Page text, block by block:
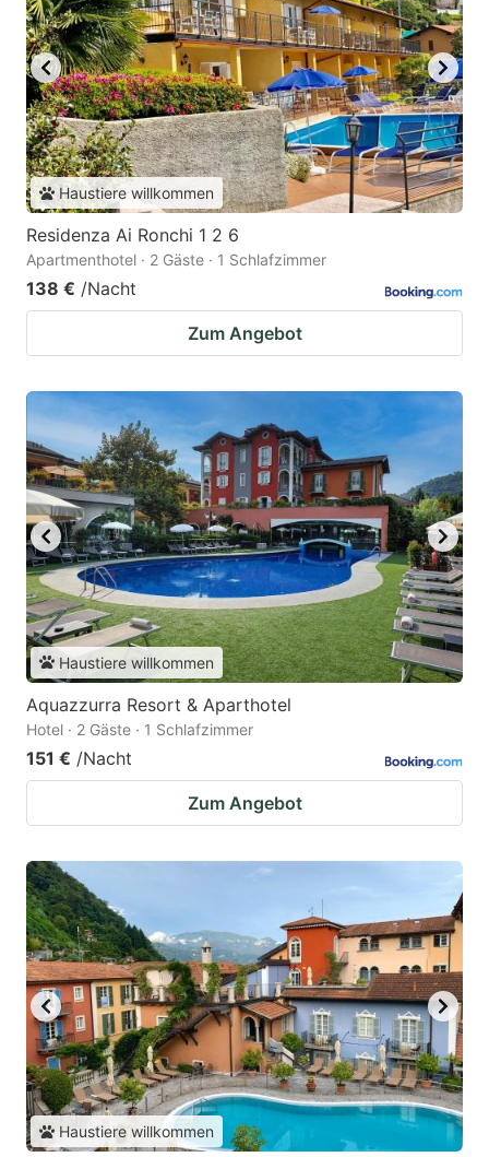
Haustiere willkommen
Residenza Ai Ronchi 1 2 6
Apartmenthotel · 2 Gäste · 1 Schlafzimmer
138 € /Nacht
Zum Angebot
Haustiere willkommen
Aquazzurra Resort & Aparthotel
Hotel · 2 Gäste · 1 Schlafzimmer
151 € /Nacht
Zum Angebot
Haustiere willkommen